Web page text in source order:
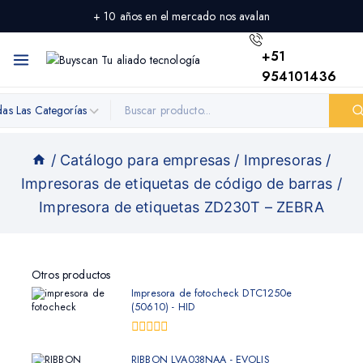
+ 10 años en el mercado nos avalan
+51
954101436
/ Catálogo para empresas / Impresoras /
Impresoras de etiquetas de código de barras /
Impresora de etiquetas ZD230T – ZEBRA
Otros productos
Impresora de fotocheck DTC1250e
(50610) - HID
fuera
RIBBON LVA038NAA - EVOLIS